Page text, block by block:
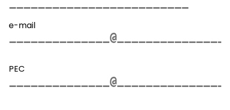
e-mail
PEC